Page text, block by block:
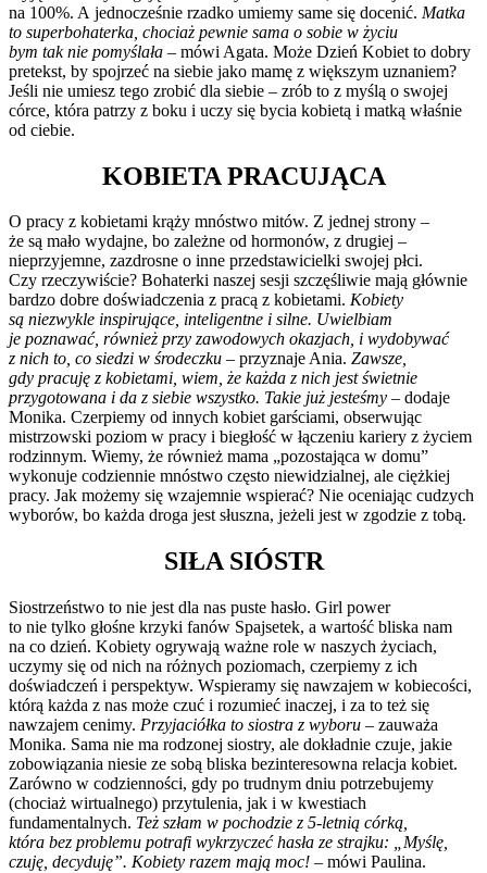
na 100%. A jednocześnie rzadko umiemy same się docenić. Matka
to superbohaterka, chociaż pewnie sama o sobie w życiu
bym tak nie pomyślała – mówi Agata. Może Dzień Kobiet to dobry
pretekst, by spojrzeć na siebie jako mamę z większym uznaniem?
Jeśli nie umiesz tego zrobić dla siebie – zrób to z myślą o swojej
córce, która patrzy z boku i uczy się bycia kobietą i matką właśnie
od ciebie.
KOBIETA PRACUJĄCA
O pracy z kobietami krąży mnóstwo mitów. Z jednej strony –
że są mało wydajne, bo zależne od hormonów, z drugiej –
nieprzyjemne, zazdrosne o inne przedstawicielki swojej płci.
Czy rzeczywiście? Bohaterki naszej sesji szczęśliwie mają głównie
bardzo dobre doświadczenia z pracą z kobietami. Kobiety
są niezwykle inspirujące, inteligentne i silne. Uwielbiam
je poznawać, również przy zawodowych okazjach, i wydobywać
z nich to, co siedzi w środeczku – przyznaje Ania. Zawsze,
gdy pracuję z kobietami, wiem, że każda z nich jest świetnie
przygotowana i da z siebie wszystko. Takie już jesteśmy – dodaje
Monika. Czerpiemy od innych kobiet garściami, obserwując
mistrzowski poziom w pracy i biegłość w łączeniu kariery z życiem
rodzinnym. Wiemy, że również mama „pozostająca w domu”
wykonuje codziennie mnóstwo często niewidzialnej, ale ciężkiej
pracy. Jak możemy się wzajemnie wspierać? Nie oceniając cudzych
wyborów, bo każda droga jest słuszna, jeżeli jest w zgodzie z tobą.
SIŁA SIÓSTR
Siostrzeństwo to nie jest dla nas puste hasło. Girl power
to nie tylko głośne krzyki fanów Spajsetek, a wartość bliska nam
na co dzień. Kobiety ogrywają ważne role w naszych życiach,
uczymy się od nich na różnych poziomach, czerpiemy z ich
doświadczeń i perspektyw. Wspieramy się nawzajem w kobiecości,
którą każda z nas może czuć i rozumieć inaczej, i za to też się
nawzajem cenimy. Przyjaciółka to siostra z wyboru – zauważa
Monika. Sama nie ma rodzonej siostry, ale dokładnie czuje, jakie
zobowiązania niesie ze sobą bliska bezinteresowna relacja kobiet.
Zarówno w codzienności, gdy po trudnym dniu potrzebujemy
(chociaż wirtualnego) przytulenia, jak i w kwestiach
fundamentalnych. Też szłam w pochodzie z 5-letnią córką,
która bez problemu potrafi wykrzyczeć hasła ze strajku: „Myślę,
czuję, decyduję”. Kobiety razem mają moc! – mówi Paulina.